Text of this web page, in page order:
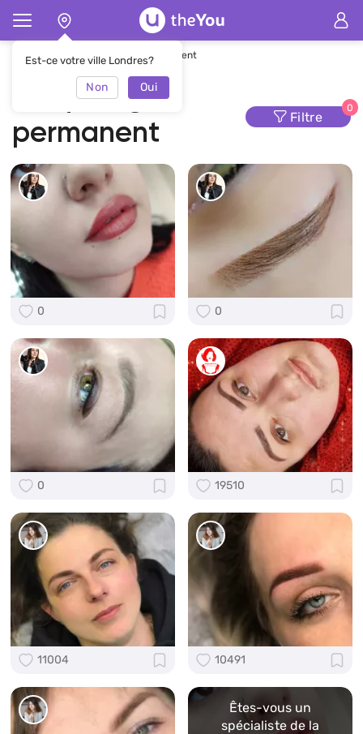
Est-ce votre ville Londres?
Non Oui
Page d'accueil Maquillage permanent
Maquillage
permanent
Filtre
0
0 0
0 19510
11004 10491
Êtes-vous un
spécialiste de la